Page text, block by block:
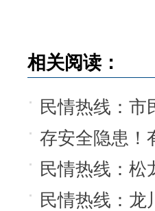
相关阅读：
民情热线：市
存安全隐患！
民情热线：松
民情热线：龙